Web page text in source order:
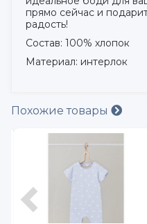
прямо сейчас и
радость!
Состав: 100% хлопок
Материал: интерлок
Похожие товары